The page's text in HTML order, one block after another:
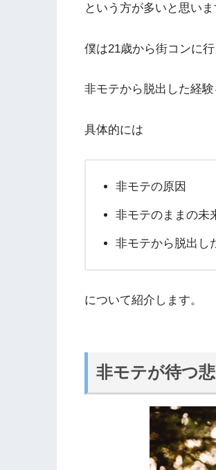
という方が多いと思いま
僕は21歳から街コンに
非モテから脱出した経
具体的には
非モテの原因
非モテのままの未
非モテから脱出し
について紹介します。
非モテが待つ